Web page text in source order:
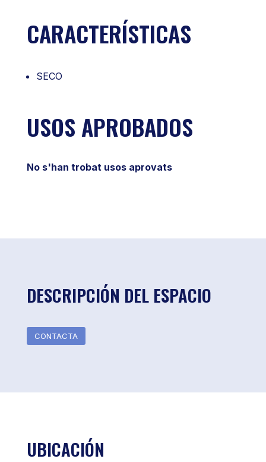
CARACTERÍSTICAS
SECO
USOS APROBADOS
No s'han trobat usos aprovats
DESCRIPCIÓN DEL ESPACIO
CONTACTA
UBICACIÓN